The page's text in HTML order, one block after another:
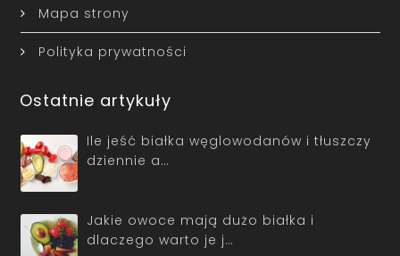
Mapa strony
Polityka prywatności
Ostatnie artykuły
Ile jeść białka węglowodanów i tłuszczy
dziennie a…
Jakie owoce mają dużo białka i
dlaczego warto je j…